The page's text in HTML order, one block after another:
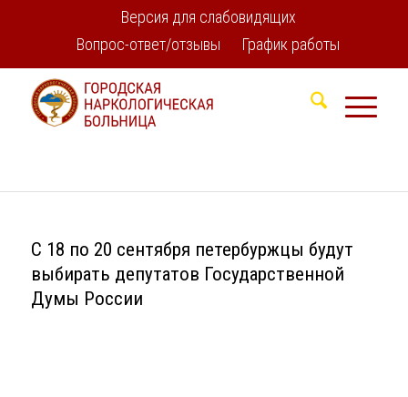
Версия для слабовидящих
Вопрос-ответ/отзывы
График работы
С 18 по 20 сентября петербуржцы будут
выбирать депутатов Государственной
Думы России